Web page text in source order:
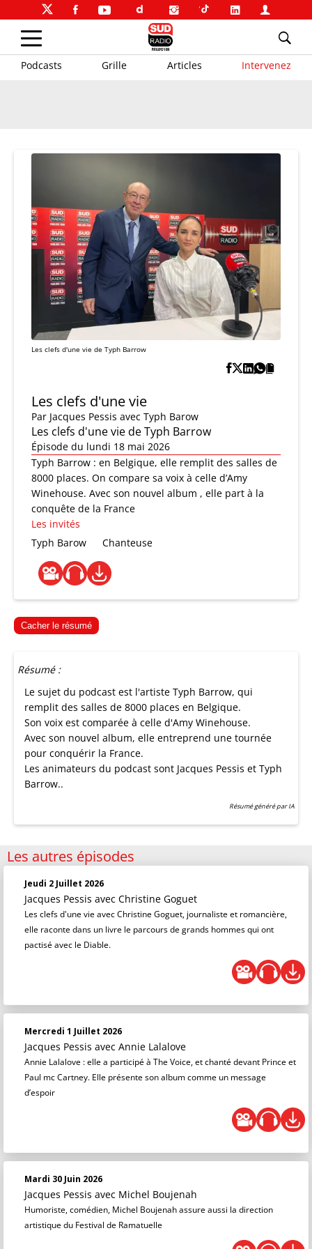
Podcasts Grille Articles Intervenez
Les clefs d'une vie de Typh Barrow
Les clefs d'une vie
Par Jacques Pessis avec Typh Barow
Les clefs d'une vie de Typh Barrow
Épisode du lundi 18 mai 2026
Typh Barrow : en Belgique, elle remplit des salles de
8000 places. On compare sa voix à celle d’Amy
Winehouse. Avec son nouvel album , elle part à la
conquête de la France
Les invités
Typh Barow
Chanteuse
Cacher le résumé
Résumé :
Le sujet du podcast est l'artiste Typh Barrow, qui
remplit des salles de 8000 places en Belgique.
Son voix est comparée à celle d'Amy Winehouse.
Avec son nouvel album, elle entreprend une tournée
pour conquérir la France.
Les animateurs du podcast sont Jacques Pessis et Typh
Barrow..
Résumé généré par IA
Les autres épisodes
Jeudi 2 Juillet 2026
Jacques Pessis avec Christine Goguet
Les clefs d'une vie avec Christine Goguet, journaliste et romancière,
elle raconte dans un livre le parcours de grands hommes qui ont
pactisé avec le Diable.
Mercredi 1 Juillet 2026
Jacques Pessis avec Annie Lalalove
Annie Lalalove : elle a participé à The Voice, et chanté devant Prince et
Paul mc Cartney. Elle présente son album comme un message
d’espoir
Mardi 30 Juin 2026
Jacques Pessis avec Michel Boujenah
Humoriste, comédien, Michel Boujenah assure aussi la direction
artistique du Festival de Ramatuelle